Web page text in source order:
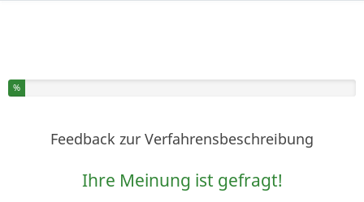
Sie haben % dieser Umfrage fertiggestellt.
%
Feedback zur Verfahrensbeschreibung
Ihre Meinung ist gefragt!